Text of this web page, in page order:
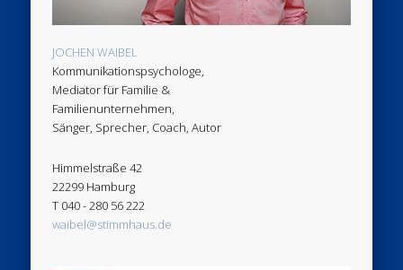
JOCHEN WAIBEL
Kommunikationspsychologe,
Mediator für Familie &
Familienunternehmen,
Sänger, Sprecher, Coach, Autor
Himmelstraße 42
22299 Hamburg
T 040 - 280 56 222
waibel@stimmhaus.de